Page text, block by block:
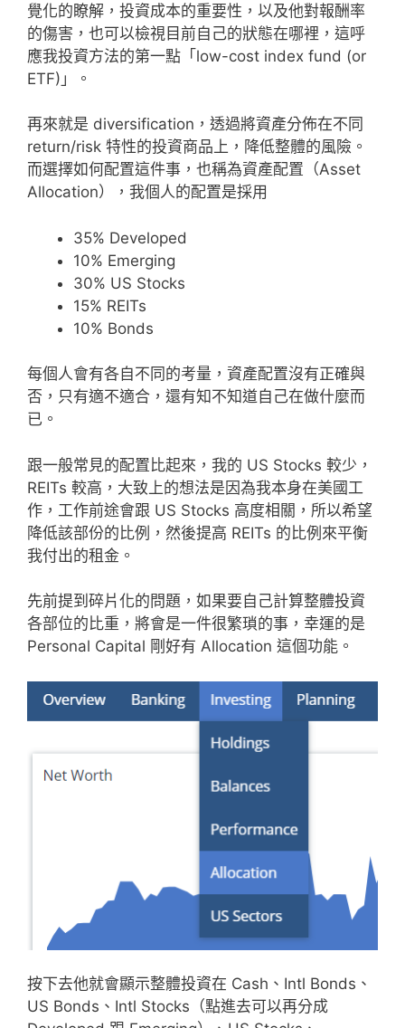
覺化的瞭解，投資成本的重要性，以及他對報酬率
的傷害，也可以檢視目前自己的狀態在哪裡，這呼
應我投資方法的第一點「low-cost index fund (or
ETF)」。
再來就是 diversification，透過將資產分佈在不同
return/risk 特性的投資商品上，降低整體的風險。
而選擇如何配置這件事，也稱為資產配置（Asset
Allocation），我個人的配置是採用
35% Developed
10% Emerging
30% US Stocks
15% REITs
10% Bonds
每個人會有各自不同的考量，資產配置沒有正確與
否，只有適不適合，還有知不知道自己在做什麼而
已。
跟一般常見的配置比起來，我的 US Stocks 較少，
REITs 較高，大致上的想法是因為我本身在美國工
作，工作前途會跟 US Stocks 高度相關，所以希望
降低該部份的比例，然後提高 REITs 的比例來平衡
我付出的租金。
先前提到碎片化的問題，如果要自己計算整體投資
各部位的比重，將會是一件很繁瑣的事，幸運的是
Personal Capital 剛好有 Allocation 這個功能。
按下去他就會顯示整體投資在 Cash、Intl Bonds、
US Bonds、Intl Stocks（點進去可以再分成